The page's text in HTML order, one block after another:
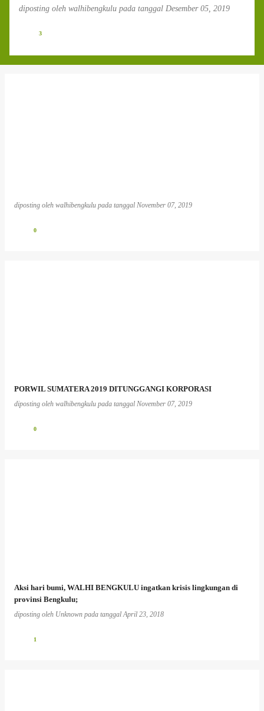
diposting oleh walhibengkulu pada tanggal Desember 05, 2019
3
diposting oleh walhibengkulu pada tanggal November 07, 2019
0
PORWIL SUMATERA 2019 DITUNGGANGI KORPORASI
diposting oleh walhibengkulu pada tanggal November 07, 2019
0
Aksi hari bumi, WALHI BENGKULU ingatkan krisis lingkungan di
provinsi Bengkulu;
diposting oleh Unknown pada tanggalApril 23, 2018
1